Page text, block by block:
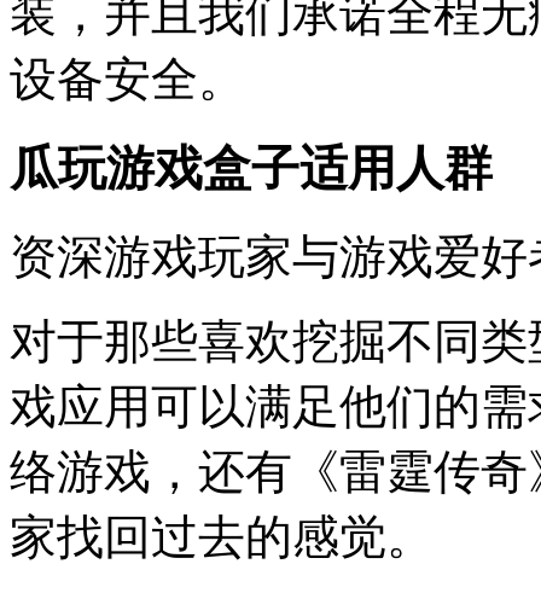
装，并且我们承诺全程
设备安全。
瓜玩游戏盒子适用人群
资深游戏玩家与游戏爱好
对于那些喜欢挖掘不同
戏应用可以满足他们的
络游戏，还有《雷霆传
家找回过去的感觉。